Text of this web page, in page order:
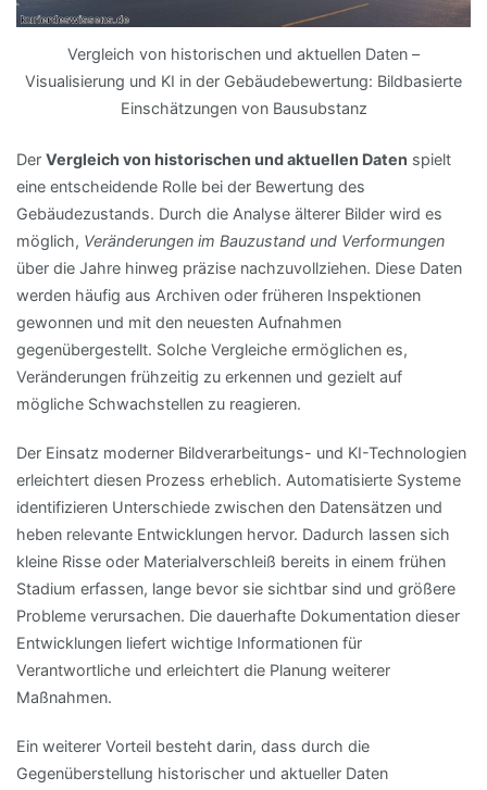
Vergleich von historischen und aktuellen Daten –
Visualisierung und KI in der Gebäudebewertung: Bildbasierte
Einschätzungen von Bausubstanz
Der Vergleich von historischen und aktuellen Daten spielt
eine entscheidende Rolle bei der Bewertung des
Gebäudezustands. Durch die Analyse älterer Bilder wird es
möglich, Veränderungen im Bauzustand und Verformungen
über die Jahre hinweg präzise nachzuvollziehen. Diese Daten
werden häufig aus Archiven oder früheren Inspektionen
gewonnen und mit den neuesten Aufnahmen
gegenübergestellt. Solche Vergleiche ermöglichen es,
Veränderungen frühzeitig zu erkennen und gezielt auf
mögliche Schwachstellen zu reagieren.
Der Einsatz moderner Bildverarbeitungs- und KI-Technologien
erleichtert diesen Prozess erheblich. Automatisierte Systeme
identifizieren Unterschiede zwischen den Datensätzen und
heben relevante Entwicklungen hervor. Dadurch lassen sich
kleine Risse oder Materialverschleiß bereits in einem frühen
Stadium erfassen, lange bevor sie sichtbar sind und größere
Probleme verursachen. Die dauerhafte Dokumentation dieser
Entwicklungen liefert wichtige Informationen für
Verantwortliche und erleichtert die Planung weiterer
Maßnahmen.
Ein weiterer Vorteil besteht darin, dass durch die
Gegenüberstellung historischer und aktueller Daten